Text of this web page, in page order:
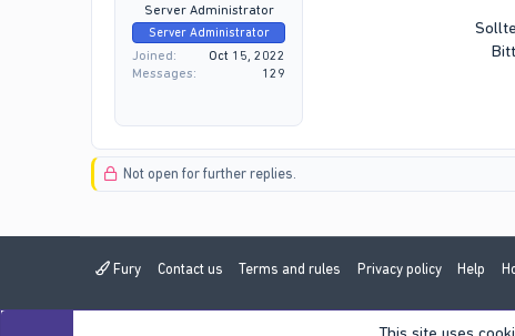
Server Administrator
Server Administrator
Joined
Oct 15, 2022
Messages
129
Not open for further replies.
Fury Contact us Terms and rules Privacy policy Help